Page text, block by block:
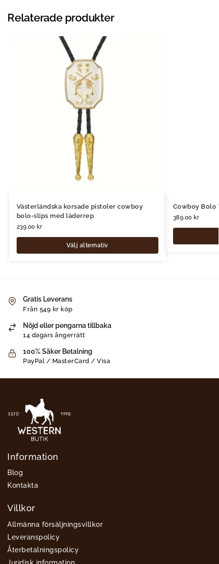
Relaterade produkter
Västerländska korsade pistoler cowboy
bolo-slips med läderrep
239.00 kr
Välj alternativ
Cowboy Bolo
389.00 kr
Gratis Leverans
Från 549 kr köp
Nöjd eller pengarna tillbaka
14 dagars ångerrätt
100% Säker Betalning
PayPal / MasterCard / Visa
Information
Blog
Kontakta
Villkor
Allmänna försäljningsvillkor
Leveranspolicy
Återbetalningspolicy